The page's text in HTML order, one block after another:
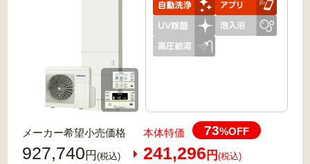
メーカー希望小売価格
927,740 円(税込)
本体特価 73%OFF
241,296 円 (税込)